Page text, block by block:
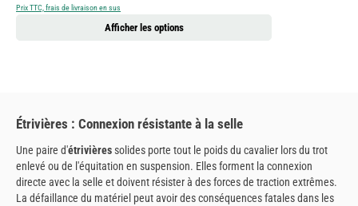
Prix TTC, frais de livraison en sus
Afficher les options
Étrivières : Connexion résistante à la selle
Une paire d'étrivièressolides porte tout le poids du cavalier lors du trot
enlevé ou de l'équitation en suspension. Elles forment la connexion
directe avec la selle et doivent résister à des forces de traction extrêmes.
La défaillance du matériel peut avoir des conséquences fatales dans les